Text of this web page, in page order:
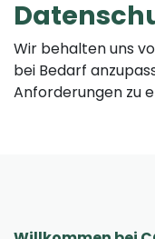
Wir behalten uns
bei Bedarf
Anforderungen zu